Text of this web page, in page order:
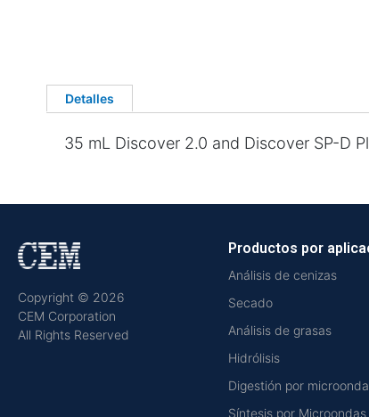
Detalles
35 mL Discover 2.0 and Discover SP-D
Copyright © 2026
CEM Corporation
All Rights Reserved
Productos por
Análisis de cenizas
Secado
Análisis de grasas
Hidrólisis
Digestión por
Síntesis por Microondas